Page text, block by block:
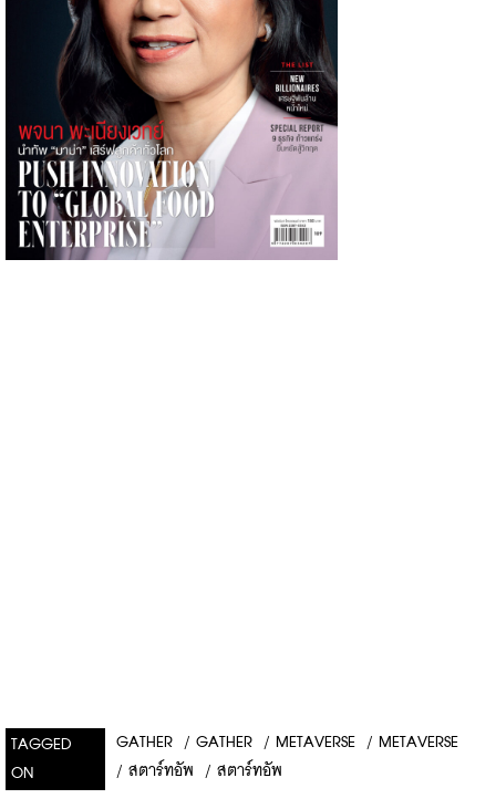
TAGGED
ON
GATHER / GATHER / METAVERSE / METAVERSE
/ สตาร์ทอัพ / สตาร์ทอัพ